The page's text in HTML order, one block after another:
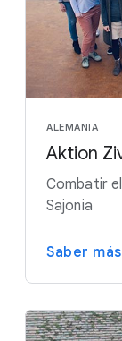
ALEMANIA
Aktion
Combatir
Sajonia
Saber más